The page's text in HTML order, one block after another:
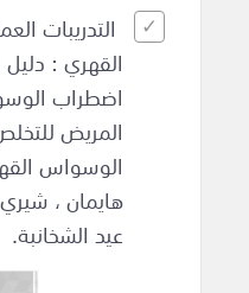
التدريبات
القهري :
اضطراب
المريض
الوسواس
هايمان ،
عيد الشخانبة.